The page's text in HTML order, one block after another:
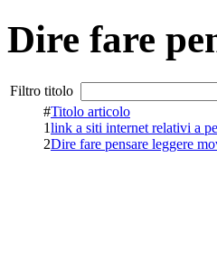
Dire fare
Filtro titolo
#Titolo articolo
1link a siti internet relativi a
2Dire fare pensare leggere